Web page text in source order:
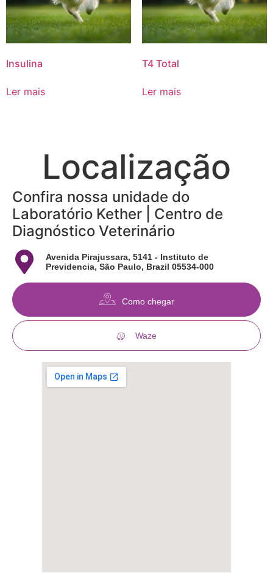
Insulina
Ler mais
T4 Total
Ler mais
Localização
Confira nossa unidade do
Laboratório Kether | Centro de
Diagnóstico Veterinário
Avenida Pirajussara, 5141 - Instituto de
Previdencia, São Paulo, Brazil 05534-000
Como chegar
Waze